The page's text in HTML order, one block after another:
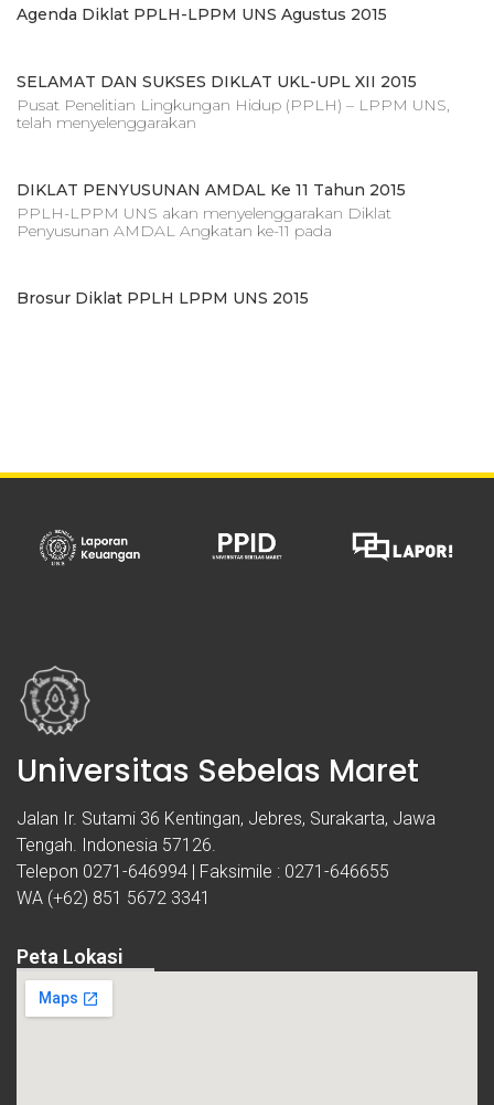
Agenda Diklat PPLH-LPPM UNS Agustus 2015
SELAMAT DAN SUKSES DIKLAT UKL-UPL XII 2015
Pusat Penelitian Lingkungan Hidup (PPLH) – LPPM UNS,
telah menyelenggarakan
DIKLAT PENYUSUNAN AMDAL Ke 11 Tahun 2015
PPLH-LPPM UNS akan menyelenggarakan Diklat
Penyusunan AMDAL Angkatan ke-11 pada
Brosur Diklat PPLH LPPM UNS 2015
Universitas Sebelas Maret
Jalan Ir. Sutami 36 Kentingan, Jebres, Surakarta, Jawa
Tengah. Indonesia 57126.
Telepon 0271-646994 | Faksimile : 0271-646655
WA (+62) 851 5672 3341
Peta Lokasi